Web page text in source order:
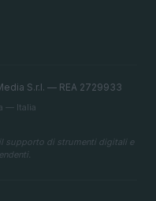
S.r.l. — REA 2729933
— Italia
supporto di strumenti digitali e